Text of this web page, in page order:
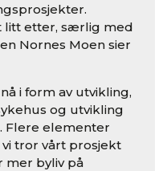
litt etter, særlig med
Nornes­ Moen sier
i form av utvikling,
og utvikling
Flere elementer
tror vårt prosjekt
mer byliv på